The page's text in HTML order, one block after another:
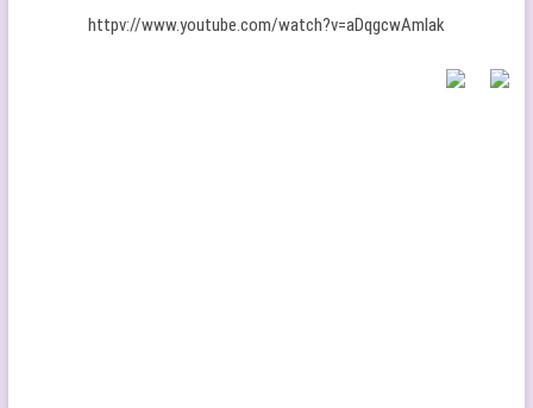
httpv://www.youtube.com/watch?v=aDqgcwAmlak